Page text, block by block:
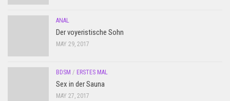
ANAL
Der voyeristische Sohn
MAY 29, 2017
BDSM / ERSTES MAL
Sex in der Sauna
MAY 27, 2017